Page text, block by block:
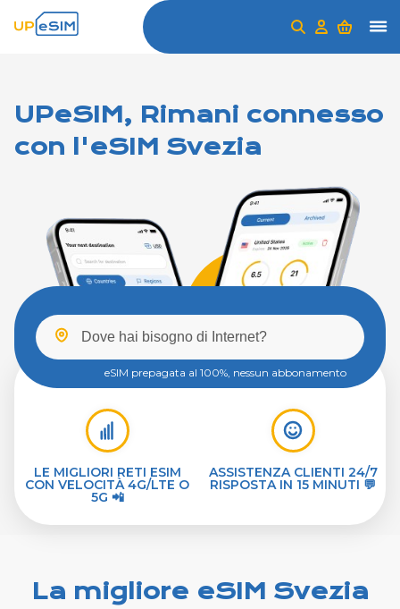
UPeSIM, Rimani connesso
con l'eSIM Svezia
eSIM prepagata al 100%, nessun abbonamento
LE MIGLIORI RETI ESIM
CON VELOCITÀ 4G/LTE O
5G 📲
ASSISTENZA CLIENTI 24/7
RISPOSTA IN 15 MINUTI 💬
La migliore eSIM Svezia